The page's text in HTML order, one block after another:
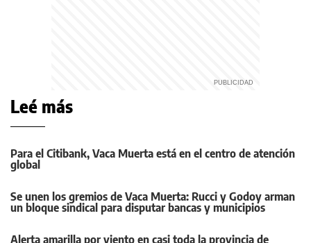
Leé más
Para el Citibank, Vaca Muerta está en el centro de atención
global
Se unen los gremios de Vaca Muerta: Rucci y Godoy arman
un bloque sindical para disputar bancas y municipios
Alerta amarilla por viento en casi toda la provincia de